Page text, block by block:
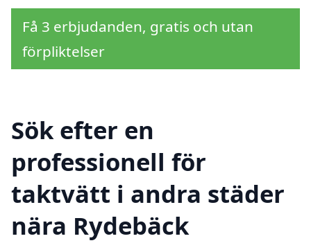
Få 3 erbjudanden, gratis och utan
förpliktelser
Sök efter en
professionell för
taktvätt i andra städer
nära Rydebäck